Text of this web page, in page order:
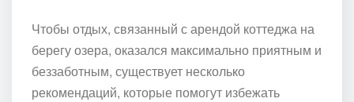
Чтобы отдых, связанный с арендой коттеджа на
берегу озера, оказался максимально приятным и
беззаботным, существует несколько
рекомендаций, которые помогут избежать